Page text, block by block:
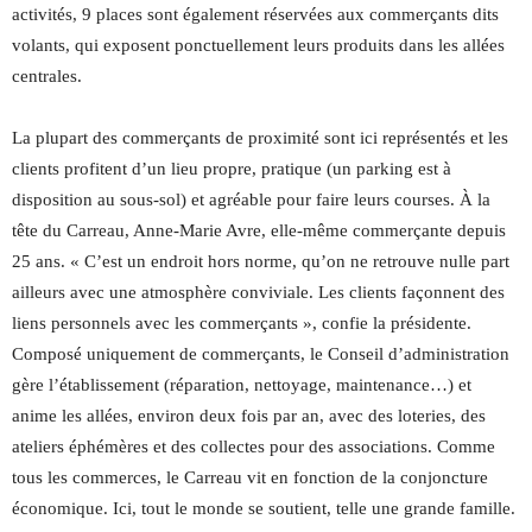
activités, 9 places sont également réservées aux commerçants dits
volants, qui exposent ponctuellement leurs produits dans les allées
centrales.
La plupart des commerçants de proximité sont ici représentés et les
clients profitent d’un lieu propre, pratique (un parking est à
disposition au sous-sol) et agréable pour faire leurs courses. À la
tête du Carreau, Anne-Marie Avre, elle-même commerçante depuis
25 ans. « C’est un endroit hors norme, qu’on ne retrouve nulle part
ailleurs avec une atmosphère conviviale. Les clients façonnent des
liens personnels avec les commerçants », confie la présidente.
Composé uniquement de commerçants, le Conseil d’administration
gère l’établissement (réparation, nettoyage, maintenance…) et
anime les allées, environ deux fois par an, avec des loteries, des
ateliers éphémères et des collectes pour des associations. Comme
tous les commerces, le Carreau vit en fonction de la conjoncture
économique. Ici, tout le monde se soutient, telle une grande famille.